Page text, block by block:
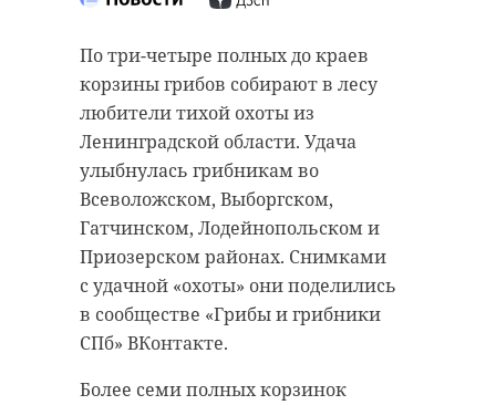
По три-четыре полных до краев
корзины грибов собирают в лесу
любители тихой охоты из
Ленинградской области. Удача
улыбнулась грибникам во
Всеволожском, Выборгском,
Гатчинском, Лодейнопольском и
Приозерском районах. Снимками
с удачной «охоты» они поделились
в сообществе «Грибы и грибники
СПб» ВКонтакте.
Более семи полных корзинок